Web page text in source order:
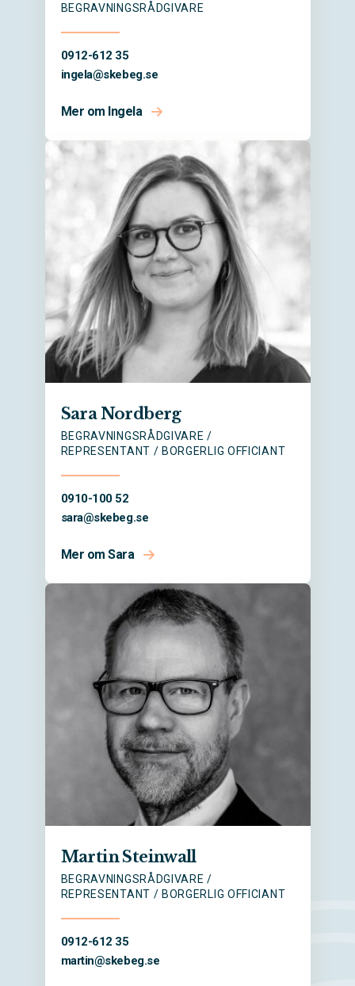
BEGRAVNINGSRÅDGIVARE
0912-612 35
ingela@skebeg.se
Mer om Ingela
Sara Nordberg
BEGRAVNINGSRÅDGIVARE /
REPRESENTANT / BORGERLIG OFFICIANT
0910-100 52
sara@skebeg.se
Mer om Sara
Martin Steinwall
BEGRAVNINGSRÅDGIVARE /
REPRESENTANT / BORGERLIG OFFICIANT
0912-612 35
martin@skebeg.se